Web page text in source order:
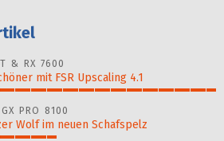
& RX 7600
mit FSR Upscaling 4.1
PRO 8100
Wolf im neuen Schafspelz